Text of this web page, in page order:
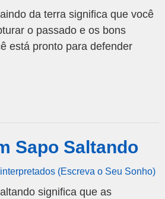
da terra significa que você
o passado e os bons
está pronto para defender
Sapo Saltando
(Escreva o Seu Sonho)
significa que as